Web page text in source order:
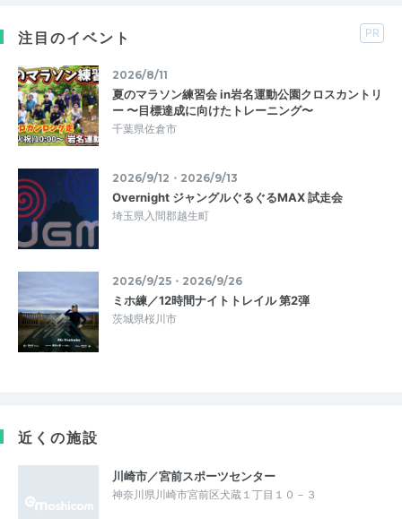
注目のイベント PR
2026/8/11
夏のマラソン練習会 in岩名運動公園クロスカントリ
ー 〜目標達成に向けたトレーニング〜
千葉県佐倉市
2026/9/12・2026/9/13
Overnight ジャングルぐるぐるMAX 試走会
埼玉県入間郡越生町
2026/9/25・2026/9/26
ミホ練／12時間ナイトトレイル 第2弾
茨城県桜川市
近くの施設
川崎市／宮前スポーツセンター
神奈川県川崎市宮前区犬蔵１丁目１０－３